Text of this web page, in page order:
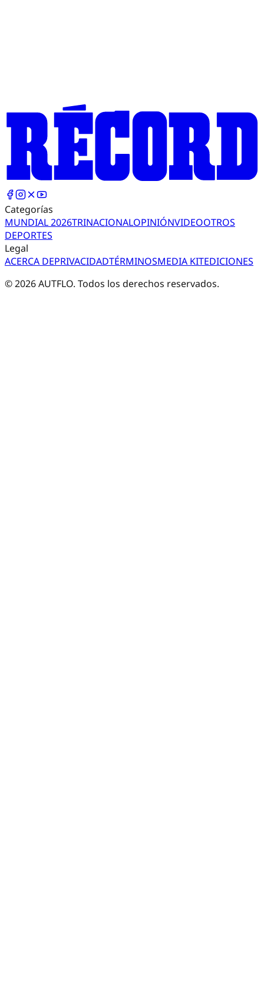
Categorías
MUNDIAL 2026TRINACIONALOPINIÓNVIDEOOTROS
DEPORTES
Legal
ACERCA DEPRIVACIDADTÉRMINOSMEDIA KITEDICIONES
©2026AUTFLO. Todos los derechos reservados.